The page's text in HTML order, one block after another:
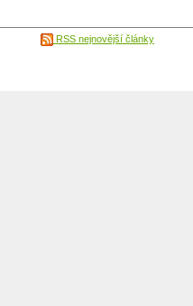
RSS nejnovější články